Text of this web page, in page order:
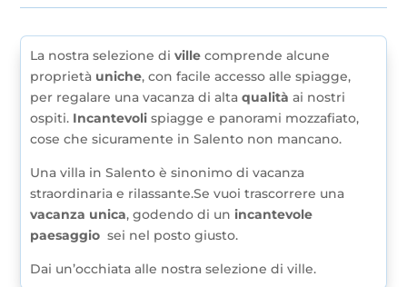
La nostra selezione di villecomprende alcune
proprietà uniche, con facile accesso alle spiagge,
per regalare una vacanza di altaqualità ai nostri
ospiti. Incantevolispiagge e panorami mozzafiato,
cose che sicuramente in Salento non mancano.
Una villa in Salento è sinonimo di vacanza
straordinaria e rilassante.Se vuoi trascorrere una
vacanza unica, godendo di un incantevole
paesaggio sei nel posto giusto.
Dai un’occhiata alle nostra selezione di ville.